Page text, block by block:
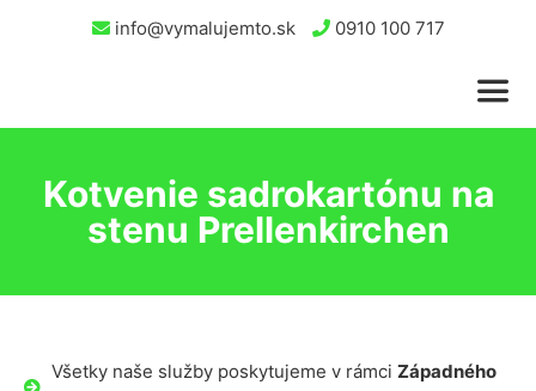
info@vymalujemto.sk 0910 100 717
Kotvenie sadrokartónu na
stenu Prellenkirchen
Všetky naše služby poskytujeme v rámci Západného